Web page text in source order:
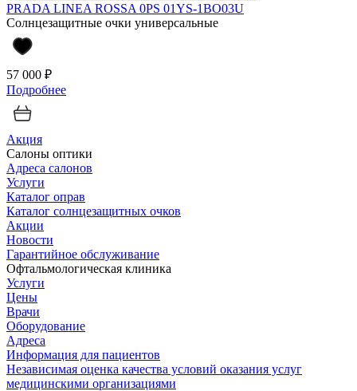
PRADA LINEA ROSSA 0PS 01YS-1BO03U
Солнцезащитные очки универсальные
57 000 ₽
Подробнее
Акция
Салоны оптики
Адреса салонов
Услуги
Каталог оправ
Каталог солнцезащитных очков
Акции
Новости
Гарантийное обслуживание
Офтальмологическая клиника
Услуги
Цены
Врачи
Оборудование
Адреса
Информация для пациентов
Независимая оценка качества условий оказания услуг
медицинскими организациями